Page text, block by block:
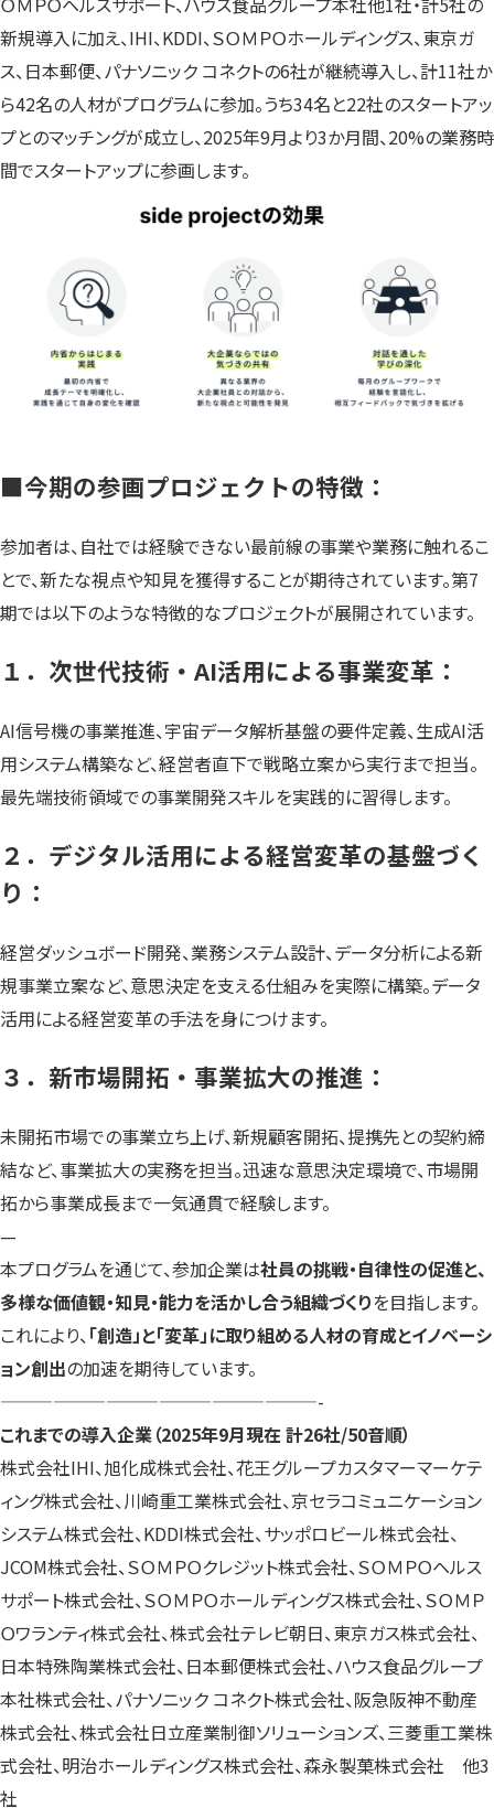
新規導入に加え、IHI、KDDI、ＳＯＭＰＯホールディングス、東京ガ
ス、日本郵便、パナソニック コネクトの6社が継続導入し、計11社か
ら42名の人材がプログラムに参加。うち34名と22社のスタートアッ
プとのマッチングが成立し、2025年9月より3か月間、20%の業務時
間でスタートアップに参画します。
■今期の参画プロジェクトの特徴：
参加者は、自社では経験できない最前線の事業や業務に触れるこ
とで、新たな視点や知見を獲得することが期待されています。第7
期では以下のような特徴的なプロジェクトが展開されています。
１．次世代技術・AI活用による事業変革：
AI信号機の事業推進、宇宙データ解析基盤の要件定義、生成AI活
用システム構築など、経営者直下で戦略立案から実行まで担当。
最先端技術領域での事業開発スキルを実践的に習得します。
２．デジタル活用による経営変革の基盤づく
り：
経営ダッシュボード開発、業務システム設計、データ分析による新
規事業立案など、意思決定を支える仕組みを実際に構築。データ
活用による経営変革の手法を身につけます。
３．新市場開拓・事業拡大の推進：
未開拓市場での事業立ち上げ、新規顧客開拓、提携先との契約締
結など、事業拡大の実務を担当。迅速な意思決定環境で、市場開
拓から事業成長まで一気通貫で経験します。
—
本プログラムを通じて、参加企業は社員の挑戦・自律性の促進と、
多様な価値観・知見・能力を活かし合う組織づくりを目指します。
これにより、 「創造」と「変革」に取り組める人材の育成とイノベーシ
ョン創出の加速を期待しています。
——————————————————-
これまでの導入企業（2025年9月現在 計26社/50音順）
株式会社IHI、旭化成株式会社、花王グループカスタマーマーケテ
ィング株式会社、川崎重工業株式会社、京セラコミュニケーション
システム株式会社、KDDI株式会社、サッポロビール株式会社、
JCOM株式会社、ＳＯＭＰＯクレジット株式会社、ＳＯＭＰＯヘルス
サポート株式会社、ＳＯＭＰＯホールディングス株式会社、ＳＯＭＰ
Ｏワランティ株式会社、株式会社テレビ朝日、東京ガス株式会社、
日本特殊陶業株式会社、日本郵便株式会社、ハウス食品グループ
本社株式会社、パナソニック コネクト株式会社、阪急阪神不動産
株式会社、株式会社日立産業制御ソリューションズ、三菱重工業株
式会社、明治ホールディングス株式会社、森永製菓株式会社 他3
社